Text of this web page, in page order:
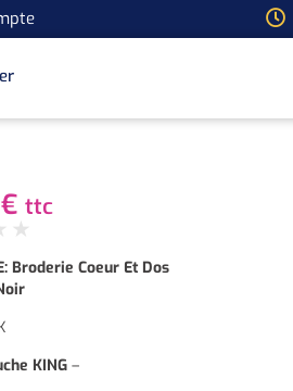
€ ttc
★
Broderie Coeur Et Dos
KING–